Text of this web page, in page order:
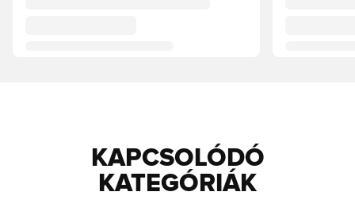
KAPCSOLÓDÓ
KATEGÓRIÁK